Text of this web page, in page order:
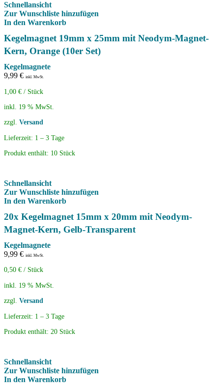
Schnellansicht
Zur Wunschliste hinzufügen
In den Warenkorb
Kegelmagnet 19mm x 25mm mit Neodym-Magnet-
Kern, Orange (10er Set)
Kegelmagnete
9,99 € inkl. MwSt.
1,00 € / Stück
inkl. 19 % MwSt.
zzgl. Versand
Lieferzeit: 1 – 3 Tage
Produkt enthält: 10 Stück
Schnellansicht
Zur Wunschliste hinzufügen
In den Warenkorb
20x Kegelmagnet 15mm x 20mm mit Neodym-
Magnet-Kern, Gelb-Transparent
Kegelmagnete
9,99 € inkl. MwSt.
0,50 € / Stück
inkl. 19 % MwSt.
zzgl. Versand
Lieferzeit: 1 – 3 Tage
Produkt enthält: 20 Stück
Schnellansicht
Zur Wunschliste hinzufügen
In den Warenkorb